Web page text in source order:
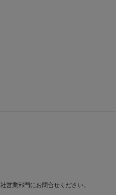
営業部門にお問合せください。